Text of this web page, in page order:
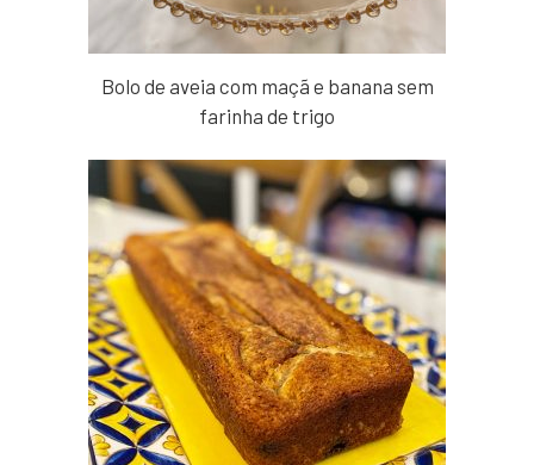
Bolo de aveia com maçã e banana sem
farinha de trigo